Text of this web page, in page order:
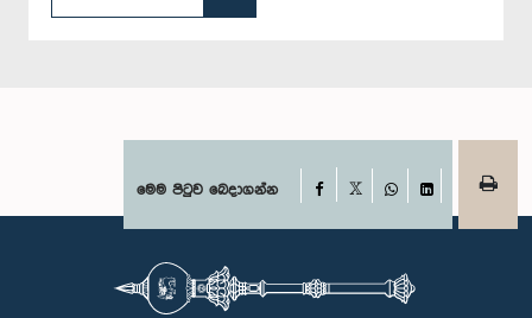
මෙම පිටුව බෙදාගන්න Facebook